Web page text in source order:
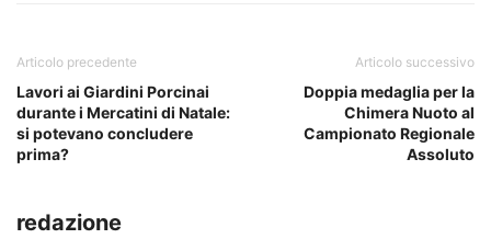
Articolo precedente
Lavori ai Giardini Porcinai
durante i Mercatini di Natale:
si potevano concludere
prima?
Articolo successivo
Doppia medaglia per la
Chimera Nuoto al
Campionato Regionale
Assoluto
redazione